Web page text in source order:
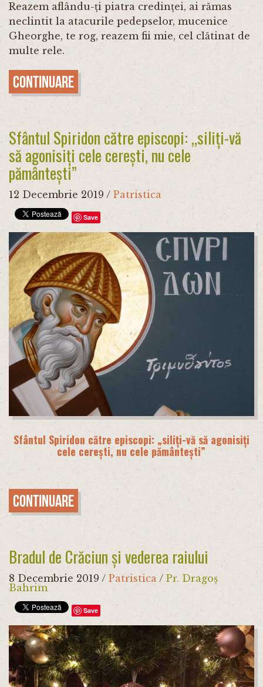
Reazem aflându-ți piatra credinței, ai rămas
neclintit la atacurile pedepselor, mucenice
Gheorghe, te rog, reazem fii mie, cel clătinat de
multe rele.
Continuare
Sfântul Spiridon către episcopi: „siliți-vă
să agonisiți cele cerești, nu cele
pământești”
12 Decembrie 2019 / Patristica
Save
Sfântul Spiridon către episcopi: „siliți-vă să agonisiți
cele cerești, nu cele pământești”
Continuare
Bradul de Crăciun și vederea raiului
8 Decembrie 2019 / Patristica / Pr. Dragoș
Bahrim
Save